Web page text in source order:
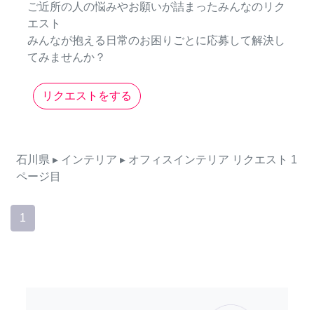
ご近所の人の悩みやお願いが詰まったみんなのリク
エスト
みんなが抱える日常のお困りごとに応募して解決し
てみませんか？
リクエストをする
石川県 ▸ インテリア ▸ オフィスインテリア リクエスト 1
ページ目
1